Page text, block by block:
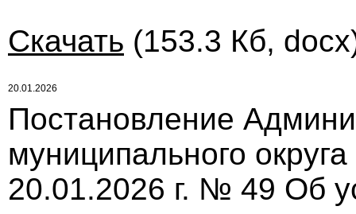
Скачать (153.3 Кб,
20.01.2026
Постановление
муниципального
20.01.2026 г. № 49 Об